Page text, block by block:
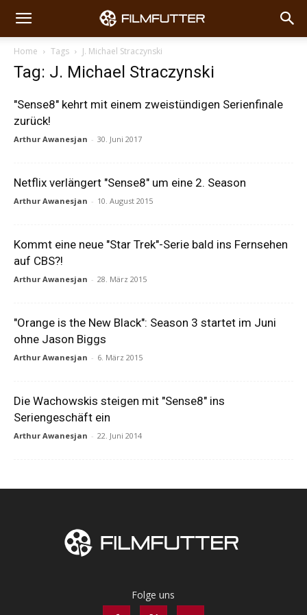
Home Tags J. Michael Straczynski
Tag: J. Michael Straczynski
"Sense8" kehrt mit einem zweistündigen Serienfinale
zurück!
Arthur Awanesjan - 30. Juni 2017
Netflix verlängert "Sense8" um eine 2. Season
Arthur Awanesjan - 10. August 2015
Kommt eine neue "Star Trek"-Serie bald ins Fernsehen
auf CBS?!
Arthur Awanesjan - 28. März 2015
"Orange is the New Black": Season 3 startet im Juni
ohne Jason Biggs
Arthur Awanesjan - 6. März 2015
Die Wachowskis steigen mit "Sense8" ins
Seriengeschäft ein
Arthur Awanesjan - 22. Juni 2014
Folge uns